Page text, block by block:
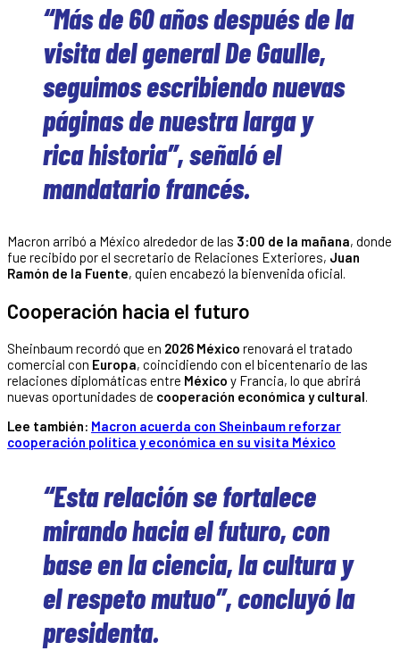
“Más de 60 años después de la
visita del general De Gaulle,
seguimos escribiendo nuevas
páginas de nuestra larga y
rica historia”, señaló el
mandatario francés.
Macron arribó a México alrededor de las 3:00 de la mañana, donde
fue recibido por el secretario de Relaciones Exteriores, Juan
Ramón de la Fuente, quien encabezó la bienvenida oficial.
Cooperación hacia el futuro
Sheinbaum recordó que en 2026 México renovará el tratado
comercial con Europa, coincidiendo con el bicentenario de las
relaciones diplomáticas entre México y Francia, lo que abrirá
nuevas oportunidades de cooperación económica y cultural
Lee también: Macron acuerda con Sheinbaum reforzar
cooperación política y económica en su visita México
“Esta relación se fortalece
mirando hacia el futuro, con
base en la ciencia, la cultura y
el respeto mutuo”, concluyó la
presidenta.